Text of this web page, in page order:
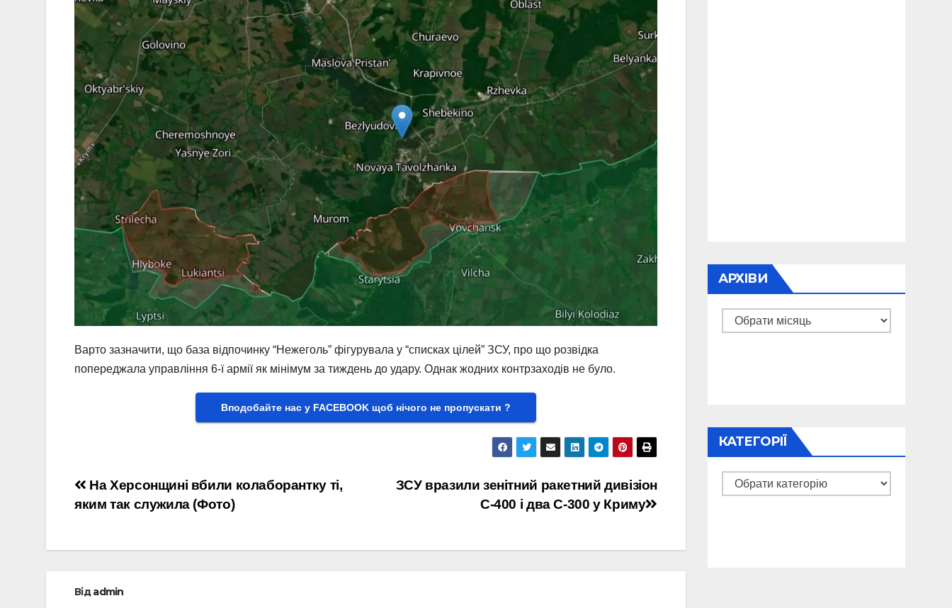
Варто зазначити, що база відпочинку “Нежеголь” фігурувала у “списках цілей” ЗСУ, про що розвідка
попереджала управління 6-ї армії як мінімум за тиждень до удару. Однак жодних контрзаходів не було.
Вподобайте нас у FACEBOOK щоб нічого не пропускати ?
Навігація
записів
ЗСУ вразили зенітний ракетний дивізіон
С-400 і два С-300 у Криму
На Херсонщині вбили колаборантку ті,
яким так служила (Фото)
Відadmin
АРХІВИ
Архіви
КАТЕГОРІЇ
Категорії